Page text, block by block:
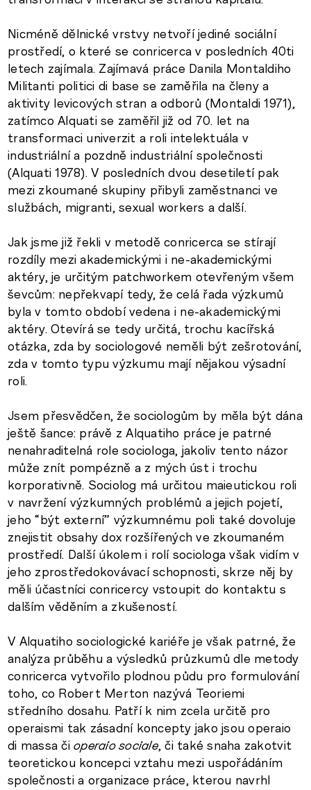
Nicméně dělnické vrstvy netvoří jediné sociální
prostředí, o které se conricerca v posledních 40ti
letech zajímala. Zajímavá práce Danila Montaldiho
Militanti politici di base se zaměřila na členy a
aktivity levicových stran a odborů (Montaldi 1971),
zatímco Alquati se zaměřil již od 70. let na
transformaci univerzit a roli intelektuála v
industriální a pozdně industriální společnosti
(Alquati 1978). V posledních dvou desetiletí pak
mezi zkoumané skupiny přibyli zaměstnanci ve
službách, migranti, sexual workers a další.
Jak jsme již řekli v metodě conricerca se stírají
rozdíly mezi akademickými i ne-akademickými
aktéry, je určitým patchworkem otevřeným všem
ševcům: nepřekvapí tedy, že celá řada výzkumů
byla v tomto období vedena i ne-akademickými
aktéry. Otevírá se tedy určitá, trochu kacířská
otázka, zda by sociologové neměli být zešrotování,
zda v tomto typu výzkumu mají nějakou výsadní
roli.
Jsem přesvědčen, že sociologům by měla být dána
ještě šance: právě z Alquatiho práce je patrné
nenahraditelná role sociologa, jakoliv tento názor
může znít pompézně a z mých úst i trochu
korporativně. Sociolog má určitou maieutickou roli
v navržení výzkumných problémů a jejich pojetí,
jeho “být externí” výzkumnému poli také dovoluje
znejistit obsahy dox rozšířených ve zkoumaném
prostředí. Další úkolem i rolí sociologa však vidím v
jeho zprostředokovávací schopnosti, skrze něj by
měli účastníci conricercy vstoupit do kontaktu s
dalším věděním a zkušeností.
V Alquatiho sociologické kariéře je však patrné, že
analýza průběhu a výsledků průzkumů dle metody
conricerca vytvořilo plodnou půdu pro formulování
toho, co Robert Merton nazývá Teoriemi
středního dosahu. Patří k nim zcela určitě pro
operaismi tak zásadní koncepty jako jsou operaio
di massa čioperaio sociale, či také snaha zakotvit
teoretickou koncepci vztahu mezi uspořádáním
společnosti a organizace práce, kterou navrhl